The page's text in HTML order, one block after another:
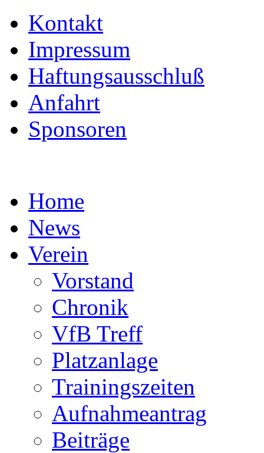
Kontakt
Impressum
Haftungsausschluß
Anfahrt
Sponsoren
Home
News
Verein
Vorstand
Chronik
VfB Treff
Platzanlage
Trainingszeiten
Aufnahmeantrag
Beiträge